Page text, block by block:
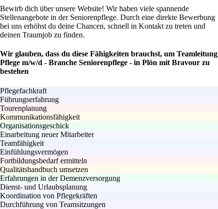
Bewirb dich über unsere Website! Wir haben viele spannende
Stellenangebote in der Seniorenpflege. Durch eine direkte Bewerbung
bei uns erhöhst du deine Chancen, schnell in Kontakt zu treten und
deinen Traumjob zu finden.
Wir glauben, dass du diese Fähigkeiten brauchst, um Teamleitung
Pflege m/w/d - Branche Seniorenpflege - in Plön mit Bravour zu
bestehen
Pflegefachkraft
Führungserfahrung
Tourenplanung
Kommunikationsfähigkeit
Organisationsgeschick
Einarbeitung neuer Mitarbeiter
Teamfähigkeit
Einfühlungsvermögen
Fortbildungsbedarf ermitteln
Qualitätshandbuch umsetzen
Erfahrungen in der Demenzversorgung
Dienst- und Urlaubsplanung
Koordination von Pflegekräften
Durchführung von Teamsitzungen